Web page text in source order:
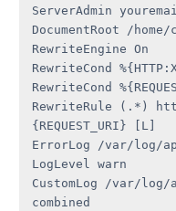
ServerAdmin
DocumentRoot /
RewriteEngine On
RewriteCond
RewriteCond
RewriteRule (.*)
{REQUEST_URI} [L]
ErrorLog /var/log/
LogLevel warn
CustomLog /var/log/
combined